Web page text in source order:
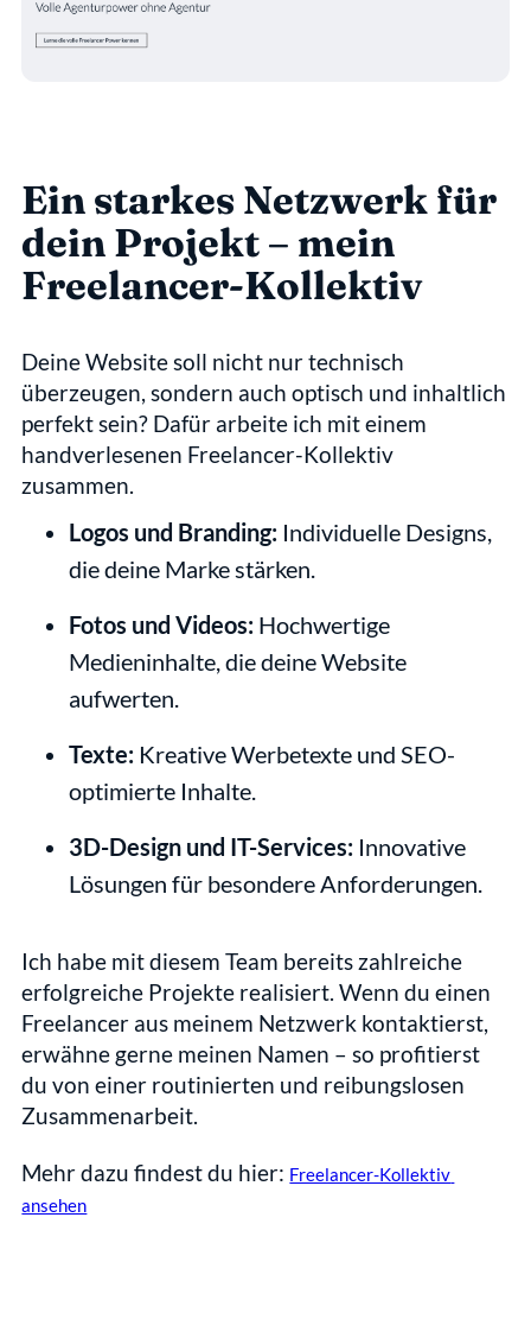
Ein starkes Netzwerk für
dein Projekt – mein
Freelancer-Kollektiv
Deine Website soll nicht nur technisch
überzeugen, sondern auch optisch und inhaltlich
perfekt sein? Dafür arbeite ich mit einem
handverlesenen Freelancer-Kollektiv
zusammen.
Logos und Branding: Individuelle Designs,
die deine Marke stärken.
Fotos und Videos: Hochwertige
Medieninhalte, die deine Website
aufwerten.
Texte: Kreative Werbetexte und SEO-
optimierte Inhalte.
3D-Design und IT-Services: Innovative
Lösungen für besondere Anforderungen.
Ich habe mit diesem Team bereits zahlreiche
erfolgreiche Projekte realisiert. Wenn du einen
Freelancer aus meinem Netzwerk kontaktierst,
erwähne gerne meinen Namen – so profitierst
du von einer routinierten und reibungslosen
Zusammenarbeit.
Mehr dazu findest du hier: Freelancer-Kollektiv
ansehen